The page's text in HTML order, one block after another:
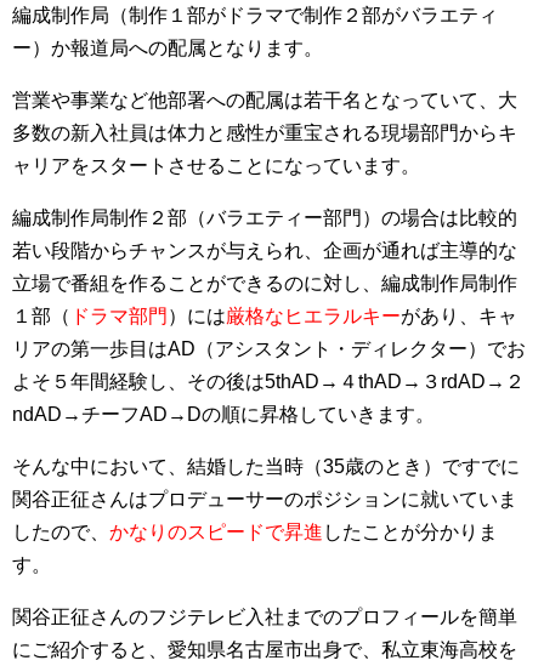
編成制作局（制作１部がドラマで制作２部がバラエティ
ー）か報道局への配属となります。
営業や事業など他部署への配属は若干名となっていて、大
多数の新入社員は体力と感性が重宝される現場部門からキ
ャリアをスタートさせることになっています。
編成制作局制作２部（バラエティー部門）の場合は比較的
若い段階からチャンスが与えられ、企画が通れば主導的な
立場で番組を作ることができるのに対し、編成制作局制作
１部（ ドラマ部門 ）には厳格なヒエラルキーがあり、キャ
リアの第一歩目はAD（アシスタント・ディレクター）でお
よそ５年間経験し、その後は5thAD→４thAD→３rdAD→２
ndAD→チーフAD→Dの順に昇格していきます。
そんな中において、結婚した当時（35歳のとき）ですでに
関谷正征さんはプロデューサーのポジションに就いていま
したので、 かなりのスピードで昇進 したことが分かりま
す。
関谷正征さんのフジテレビ入社までのプロフィールを簡単
にご紹介すると、愛知県名古屋市出身で、私立東海高校を